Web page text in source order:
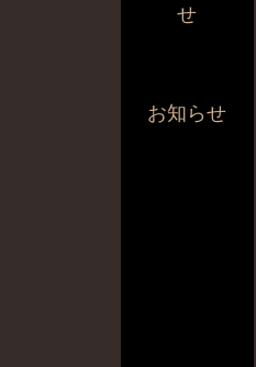
せ
お知らせ